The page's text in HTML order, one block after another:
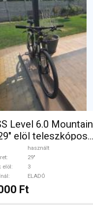
Level 6.0 Mountain
elöl teleszkópos
ELADÓ
használt
29"
elöl
3
ELADÓ
Ft